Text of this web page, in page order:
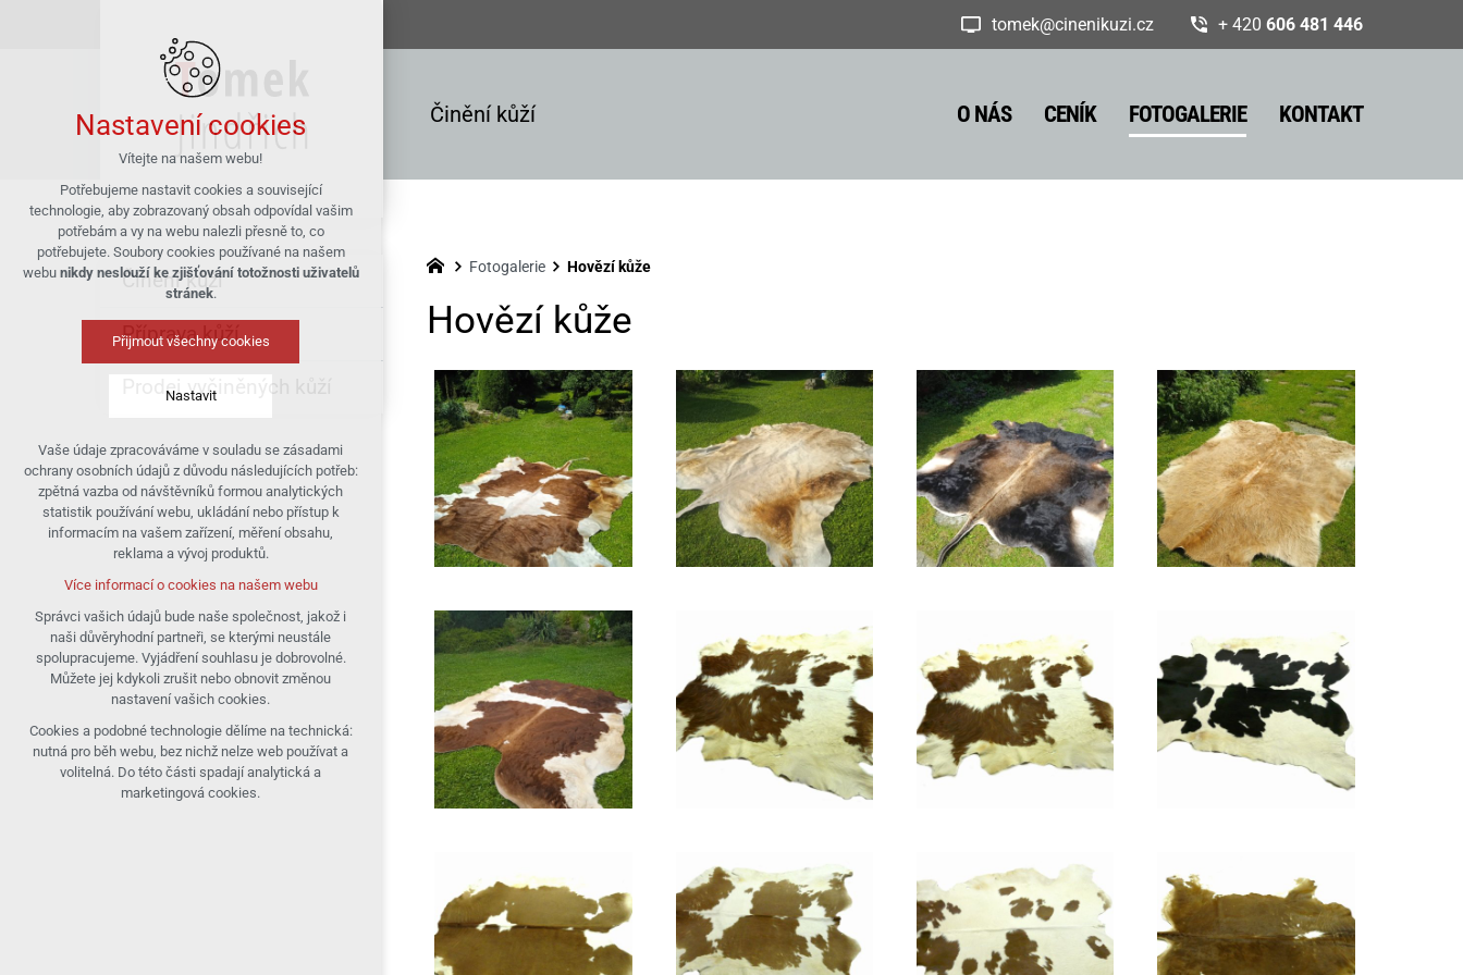
tomek@cinenikuzi.cz + 420 606 481 446
Činění kůží O NÁS CENÍK FOTOGALERIE KONTAKT
Činění kůží
Příprava kůží
Prodej vyčiněných kůží
Fotogalerie Hovězí kůže
Hovězí kůže
Nastavení cookies
Vítejte na našem webu!
Potřebujeme nastavit cookies a související
technologie, aby zobrazovaný obsah odpovídal vašim
potřebám a vy na webu nalezli přesně to, co
potřebujete. Soubory cookies používané na našem
webu nikdy neslouží ke zjišťování totožnosti uživatelů
stránek.
Přijmout všechny cookies
Nastavit
Technická cookies
nutná pro provozování webu
udržení kontextu stránek (session):
případná přihlášení, volby jazyka, apod.
analytická pro anonymizované vyhodnocení
návštěvnosti
marketingová cookies (Google)
Více informací o cookies na našem webu
Přijmout všechny cookies
Odmítnout vše
Vaše údaje zpracováváme v souladu se zásadami
ochrany osobních údajů z důvodu následujících potřeb:
zpětná vazba od návštěvníků formou analytických
statistik používání webu, ukládání nebo přístup k
informacím na vašem zařízení, měření obsahu,
reklama a vývoj produktů.
Více informací o cookies na našem webu
Správci vašich údajů bude naše společnost, jakož i
naši důvěryhodní partneři, se kterými neustále
spolupracujeme. Vyjádření souhlasu je dobrovolné.
Můžete jej kdykoli zrušit nebo obnovit změnou
nastavení vašich cookies.
Cookies a podobné technologie dělíme na technická:
nutná pro běh webu, bez nichž nelze web používat a
volitelná. Do této části spadají analytická a
marketingová cookies.